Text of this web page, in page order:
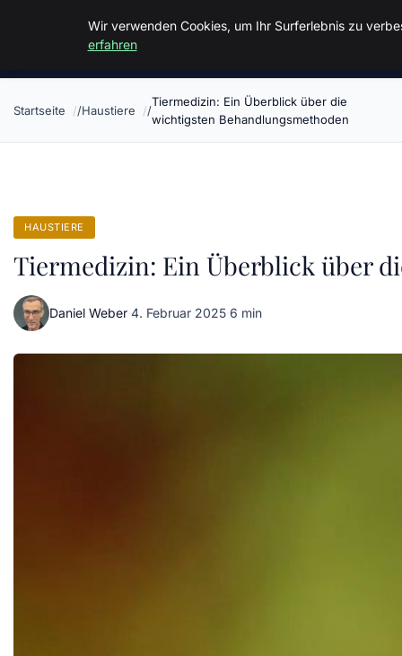
Malzminden
Startseite Haustiere
Tiermedizin: Ein Überblick über die
wichtigsten Behandlungsmethoden
HAUSTIERE
Tiermedizin: Ein Überblick über
Daniel Weber·4. Februar 2025·6 min
Wir verwenden Cookies, um Ihr Surferlebnis zu
erfahren